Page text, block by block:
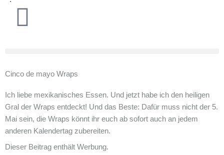
Warenkorb
Cinco de mayo Wraps
Ich liebe mexikanisches Essen. Und jetzt habe ich den heiligen
Gral der Wraps entdeckt! Und das Beste: Dafür muss nicht der 5.
Mai sein, die Wraps könnt ihr euch ab sofort auch an jedem
anderen Kalendertag zubereiten.
Dieser Beitrag enthält Werbung.